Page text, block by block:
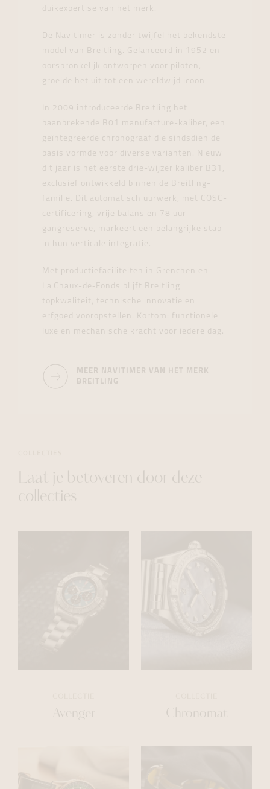
duikexpertise van het merk.
De Navitimer is zonder twijfel het bekendste
model van Breitling. Gelanceerd in 1952 en
oorspronkelijk ontworpen voor piloten,
groeide het uit tot een wereldwijd icoon
In 2009 introduceerde Breitling het
baanbrekende B01 manufacture-kaliber, een
geïntegreerde chronograaf die sindsdien de
basis vormde voor diverse varianten. Nieuw
dit jaar is het eerste drie-wijzer kaliber B31,
exclusief ontwikkeld binnen de Breitling-
familie. Dit automatisch uurwerk, met COSC-
certificering, vrije balans en 78 uur
gangreserve, markeert een belangrijke stap
in hun verticale integratie.
Met productiefaciliteiten in Grenchen en
La Chaux-de‑Fonds blijft Breitling
topkwaliteit, technische innovatie en
erfgoed vooropstellen. Kortom: functionele
luxe en mechanische kracht voor iedere dag.
MEER NAVITIMER VAN HET MERK
BREITLING
Laat je betoveren door deze
collecties
Avenger Chronomat